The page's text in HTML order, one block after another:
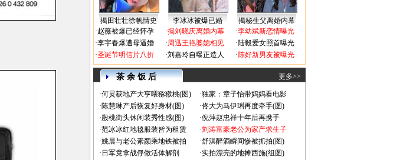
揭田壮壮徐帆情史 李冰冰被爆已婚
揭秘生父离婚内幕
·赵薇被爆已经怀孕
·李宇春爆遭母逼婚
·圣诞节明信片八折
·揭刘晓庆离婚内幕
·周迅王艳婆媳相见
·刘嘉玲自曝正造人
·李幼斌新恋情曝光
·陆毅爱女照首曝光
·陈好新男友被曝光
茶 余 饭 后 更多>>
·何炅获地产大亨喂猕猴桃(图) ·独家：章子怡带妈妈看电影
·陈慧琳产后恢复好身材(图) ·佟大为马伊琍再度牵手(图)
·殷桃街头休闲装秀性感(图) ·倪萍赵忠祥十年后再携手
·范冰冰红地毯服装皆为租赁 ·刘涛富豪老公为家产求生子
·姚晨与老公素颜乘地铁被拍 ·舒淇醉酒瞬间惨被抓拍(图)
· 日军竟拿战俘做活体解剖 ·实拍漂亮的地摊西施(组图)